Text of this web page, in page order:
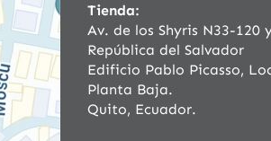
Tienda:
Av. de los Shyris N33-120
República del Salvador
Edificio Pablo Picasso,
Planta Baja.
Quito, Ecuador.